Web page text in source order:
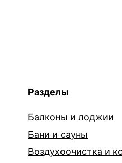
Разделы
Балконы и лоджии
Бани и сауны
Воздухоочистка и